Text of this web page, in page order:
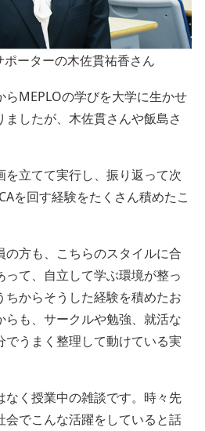
ーターの木佐貫祐香さん
らMEPLOの学びを大学に生かせ
したが、木佐貫さんや飯島さ
を立てて実行し、振り返って次
を回す経験をたくさん積めたこ
の方も、こちらのスタイルに合
て、自立して学ぶ環境が整っ
ちからそうした経験を積めたお
も、サークルや勉強、就活な
でうまく整理して動けている実
なく授業中の雑談です。時々先
でこんな活躍をしていると話